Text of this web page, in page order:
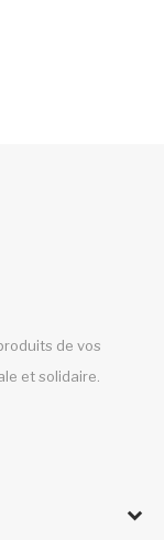
de vos
et solidaire.